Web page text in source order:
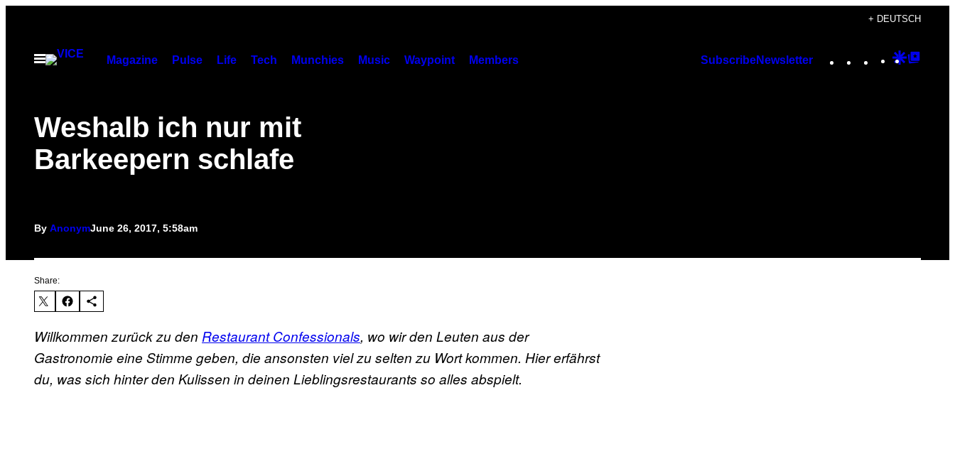
content
+ DEUTSCH
Open
Magazine Pulse Life Tech Munchies Music Waypoint Members SubscribeNewsletter Instagram
TikTok
YouTube
Google
Weshalb ich nur mit
Barkeepern schlafe
By AnonymJune 26, 2017, 5:58am
Share:
Willkommen zurück zu den Restaurant Confessionals, wo wir den Leuten aus der
Gastronomie eine Stimme geben, die ansonsten viel zu selten zu Wort kommen. Hier erfährst
du, was sich hinter den Kulissen in deinen Lieblingsrestaurants so alles abspielt.